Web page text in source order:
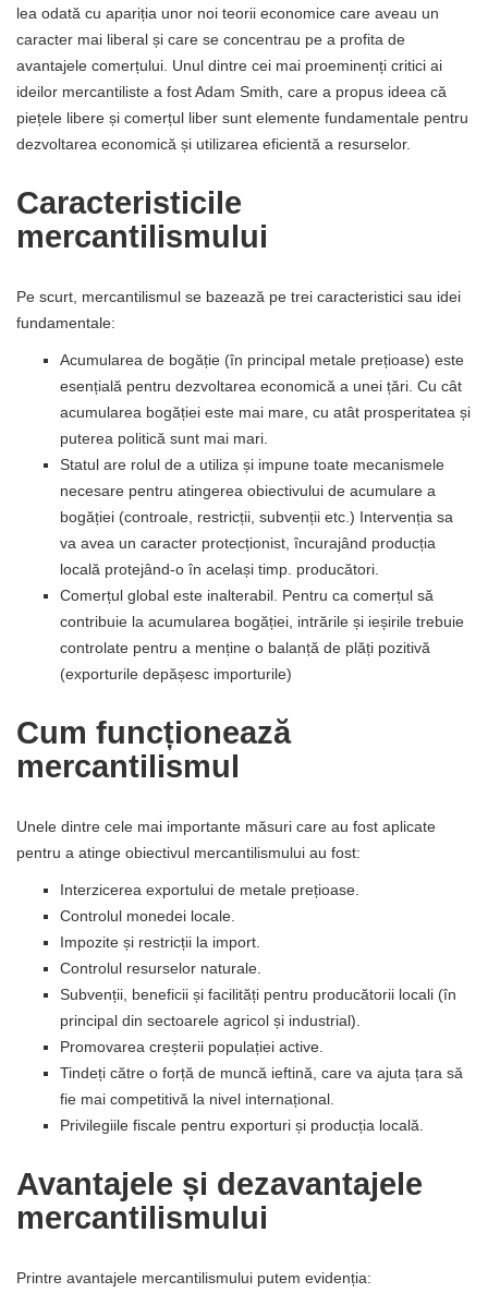
lea odată cu apariția unor noi teorii economice care aveau un
caracter mai liberal și care se concentrau pe a profita de
avantajele comerțului. Unul dintre cei mai proeminenți critici ai
ideilor mercantiliste a fost Adam Smith, care a propus ideea că
piețele libere și comerțul liber sunt elemente fundamentale pentru
dezvoltarea economică și utilizarea eficientă a resurselor.
Caracteristicile
mercantilismului
Pe scurt, mercantilismul se bazează pe trei caracteristici sau idei
fundamentale:
Acumularea de bogăție (în principal metale prețioase) este
esențială pentru dezvoltarea economică a unei țări. Cu cât
acumularea bogăției este mai mare, cu atât prosperitatea și
puterea politică sunt mai mari.
Statul are rolul de a utiliza și impune toate mecanismele
necesare pentru atingerea obiectivului de acumulare a
bogăției (controale, restricții, subvenții etc.) Intervenția sa
va avea un caracter protecționist, încurajând producția
locală protejând-o în același timp. producători.
Comerțul global este inalterabil. Pentru ca comerțul să
contribuie la acumularea bogăției, intrările și ieșirile trebuie
controlate pentru a menține o balanță de plăți pozitivă
(exporturile depășesc importurile)
Cum funcționează
mercantilismul
Unele dintre cele mai importante măsuri care au fost aplicate
pentru a atinge obiectivul mercantilismului au fost:
Interzicerea exportului de metale prețioase.
Controlul monedei locale.
Impozite și restricții la import.
Controlul resurselor naturale.
Subvenții, beneficii și facilități pentru producătorii locali (în
principal din sectoarele agricol și industrial).
Promovarea creșterii populației active.
Tindeți către o forță de muncă ieftină, care va ajuta țara să
fie mai competitivă la nivel internațional.
Privilegiile fiscale pentru exporturi și producția locală.
Avantajele și dezavantajele
mercantilismului
Printre avantajele mercantilismului putem evidenția: